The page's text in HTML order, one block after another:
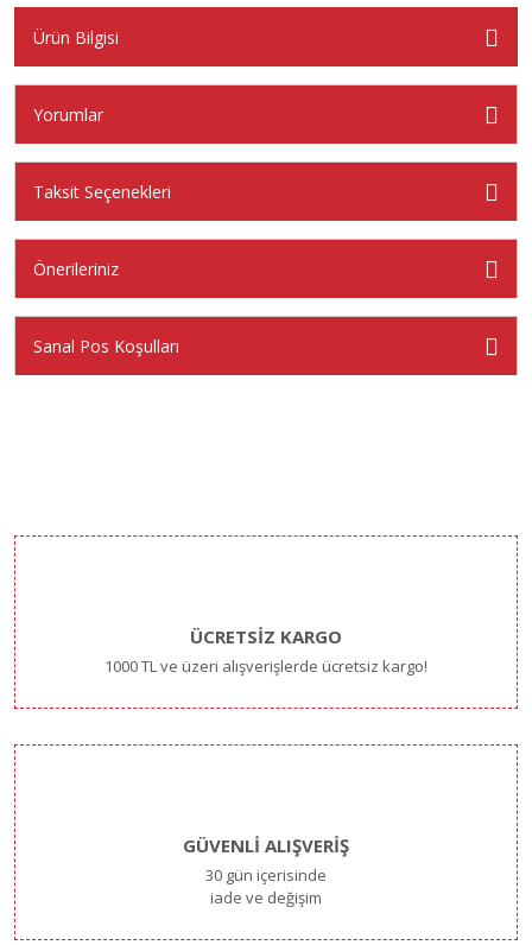
Ürün Bilgisi
Yorumlar
Taksit Seçenekleri
Önerileriniz
Sanal Pos Koşulları
ÜCRETSİZ KARGO
1000 TL ve üzeri alışverişlerde ücretsiz kargo!
GÜVENLİ ALIŞVERİŞ
30 gün içerisinde
iade ve değişim